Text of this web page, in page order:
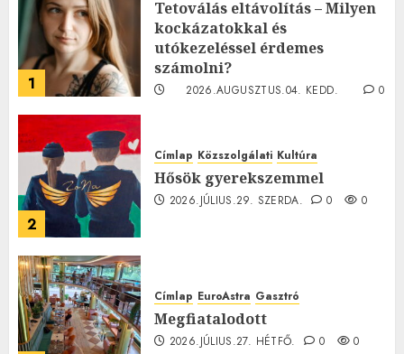
1
Tetoválás eltávolítás – Milyen
kockázatokkal és
utókezeléssel érdemes
számolni?
2026.AUGUSZTUS.04. KEDD.
0
2
Címlap Közszolgálati Kultúra
Hősök gyerekszemmel
2026.JÚLIUS.29. SZERDA. 0 0
Címlap EuroAstra Gasztró
Megfiatalodott
2026.JÚLIUS.27. HÉTFŐ. 0 0